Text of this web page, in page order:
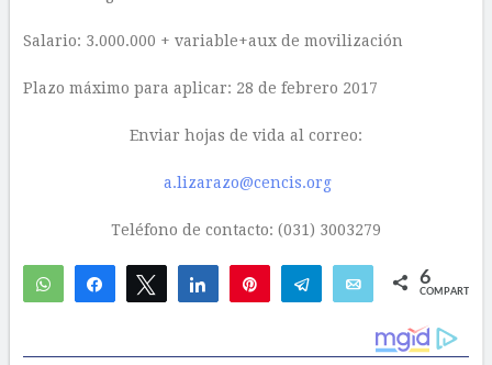
Salario: 3.000.000 + variable+aux de movilización
Plazo máximo para aplicar: 28 de febrero 2017
Enviar hojas de vida al correo:
a.lizarazo@cencis.org
Teléfono de contacto: (031) 3003279
WhatsAppCompartirTwittear Compartir Telegram Email 6
COMPARTIR